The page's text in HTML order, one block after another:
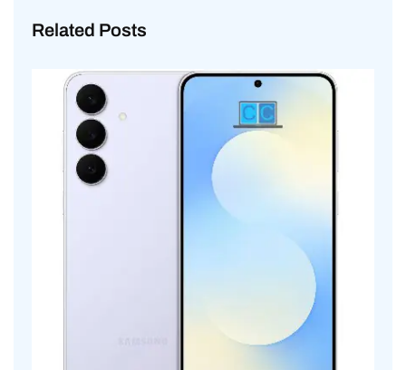
Related Posts